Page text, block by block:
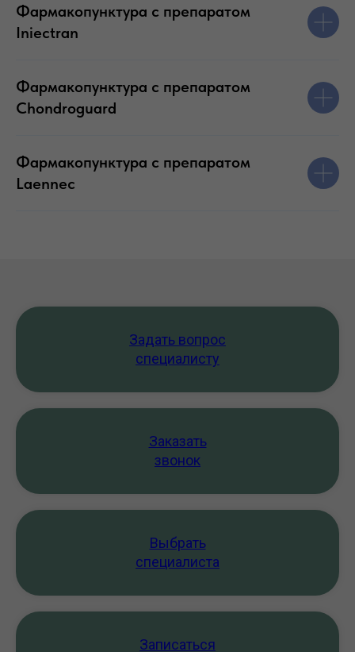
Фармакопунктура с препаратом
Iniectran
Фармакопунктура с препаратом
Chondroguard
Фармакопунктура с препаратом
Laennec
Задать вопрос
специалисту
Заказать
звонок
Выбрать
специалиста
Записаться